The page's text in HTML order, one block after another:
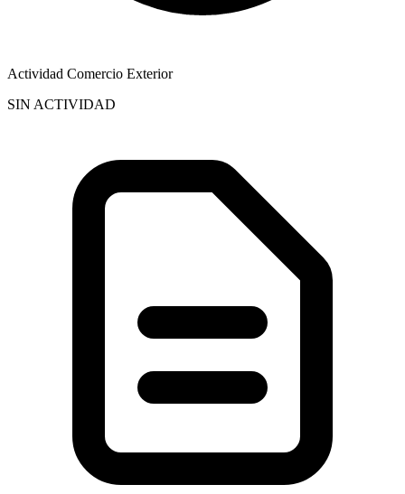
Actividad Comercio Exterior
SIN ACTIVIDAD